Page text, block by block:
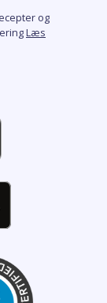
og
Læs